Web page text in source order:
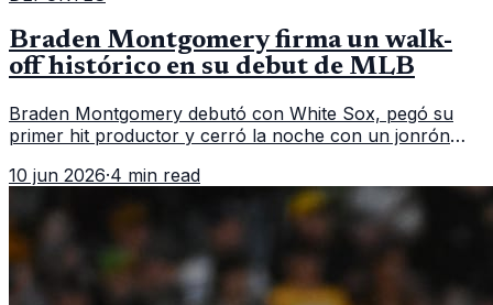
Braden Montgomery firma un walk-
off histórico en su debut de MLB
Braden Montgomery debutó con White Sox, pegó su
primer hit productor y cerró la noche con un jonrón
caso de este tipo en la historia.
10 jun 2026·4 min read